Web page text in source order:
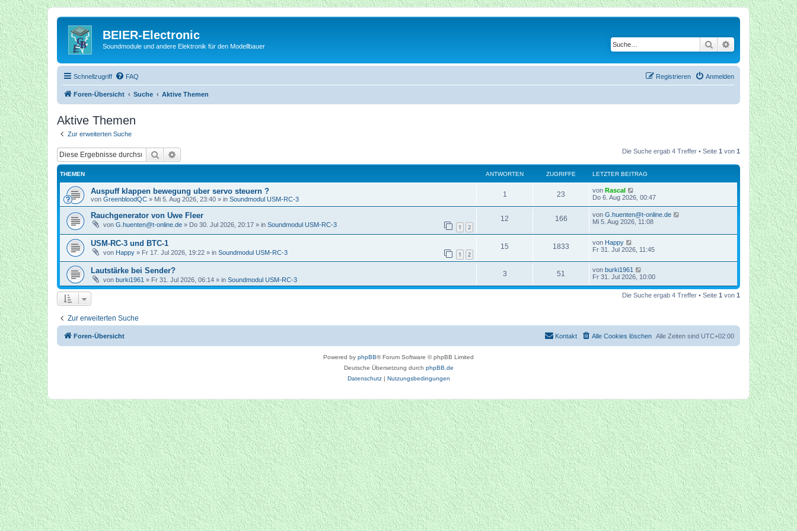
BEIER-Electronic
Soundmodule und andere Elektronik für den Modellbauer Suche Erweiterte Suche
Schnellzugriff FAQ Anmelden
Registrieren
Foren-Übersicht Suche Aktive Themen
Aktive Themen
Zur erweiterten Suche
Suche Die Suche ergab 4 Treffer • Seite 1 von 1
THEMEN ANTWORTEN ZUGRIFFE LETZTER BEITRAG
Auspuff klappen bewegung uber servo steuern ?
von GreenbloodQC » Mi 5. Aug 2026, 23:40 » in Soundmodul USM-RC-3
1 23 von Rascal
Do 6. Aug 2026, 00:47
Rauchgenerator von Uwe Fleer
von G.huenten@t-online.de » Do 30. Jul 2026, 20:17 » in Soundmodul USM-RC-3 1 2
12 166 von G.huenten@t-online.de
Mi 5. Aug 2026, 11:08
USM-RC-3 und BTC-1
von Happy » Fr 17. Jul 2026, 19:22 » in Soundmodul USM-RC-3 1 2
15 1833 von Happy
Fr 31. Jul 2026, 11:45
Lautstärke bei Sender?
von burki1961 » Fr 31. Jul 2026, 06:14 » in Soundmodul USM-RC-3
3 51 von burki1961
Fr 31. Jul 2026, 10:00
Die Suche ergab 4 Treffer • Seite 1 von 1
Zur erweiterten Suche
Foren-Übersicht Alle Zeiten sind UTC+02:00
Alle Cookies löschen
Kontakt
Powered by phpBB® Forum Software © phpBB Limited
Deutsche Übersetzung durch phpBB.de
Datenschutz| Nutzungsbedingungen